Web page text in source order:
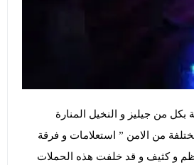
من جيليز و النخيل المنارة
من الامن ” استعلامات و فرقة
و كثيف و قد خلفت هذه الحملات